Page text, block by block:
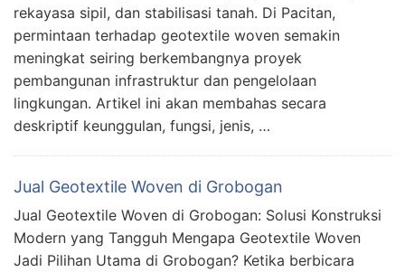
rekayasa sipil, dan stabilisasi tanah. Di Pacitan,
permintaan terhadap geotextile woven semakin
meningkat seiring berkembangnya proyek
pembangunan infrastruktur dan pengelolaan
lingkungan. Artikel ini akan membahas secara
deskriptif keunggulan, fungsi, jenis, …
Jual Geotextile Woven di Grobogan
Jual Geotextile Woven di Grobogan: Solusi Konstruksi
Modern yang Tangguh Mengapa Geotextile Woven
Jadi Pilihan Utama di Grobogan? Ketika berbicara